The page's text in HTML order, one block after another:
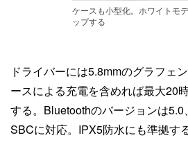
ケースも小型化。ホワイトモ
ップする
ドライバーには5.8mmのグラフェ
ースによる充電を含めれば最大20
する。Bluetoothのバージョンは
SBCに対応。IPX5防水にも準拠する